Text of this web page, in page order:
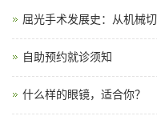
屈光手术发展史：从机械
自助预约就诊须知
什么样的眼镜，适合你？